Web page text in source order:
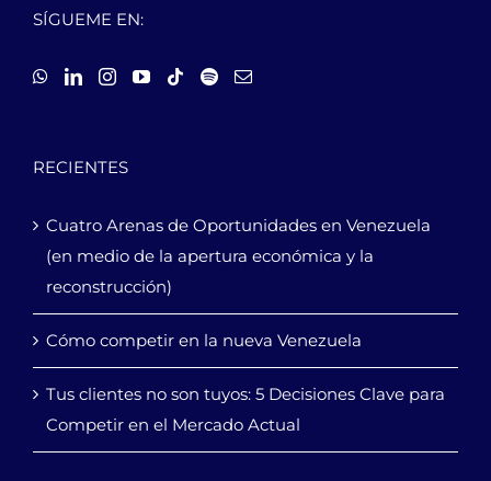
SÍGUEME EN:
RECIENTES
Cuatro Arenas de Oportunidades en Venezuela
(en medio de la apertura económica y la
reconstrucción)
Cómo competir en la nueva Venezuela
Tus clientes no son tuyos: 5 Decisiones Clave para
Competir en el Mercado Actual